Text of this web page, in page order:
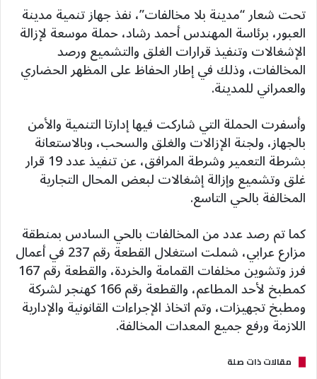
تحت شعار “مدينة بلا مخالفات”، نفذ جهاز تنمية مدينة
العبور، برئاسة المهندس أحمد رشاد، حملة موسعة لإزالة
الإشغالات وتنفيذ قرارات الغلق والتشميع ورصد
المخالفات، وذلك في إطار الحفاظ على المظهر الحضاري
والعمراني للمدينة.
وأسفرت الحملة التي شاركت فيها إدارتا التنمية والأمن
بالجهاز، ولجنة الإزالات والغلق والسحب، وبالاستعانة
بشرطة التعمير وشرطة المرافق، عن تنفيذ عدد 19 قرار
غلق وتشميع وإزالة إشغالات لبعض المحال التجارية
المخالفة بالحي التاسع.
كما تم رصد عدد من المخالفات بالحي السادس بمنطقة
مزارع عرابي، شملت استغلال القطعة رقم 237 في أعمال
فرز وتشوين مخلفات القمامة والخردة، والقطعة رقم 167
كمطبخ لأحد المطاعم، والقطعة رقم 166 كهنجر لشركة
ومطبخ تجهيزات، وتم اتخاذ الإجراءات القانونية والإدارية
اللازمة ورفع جميع المعدات المخالفة.
مقالات ذات صلة